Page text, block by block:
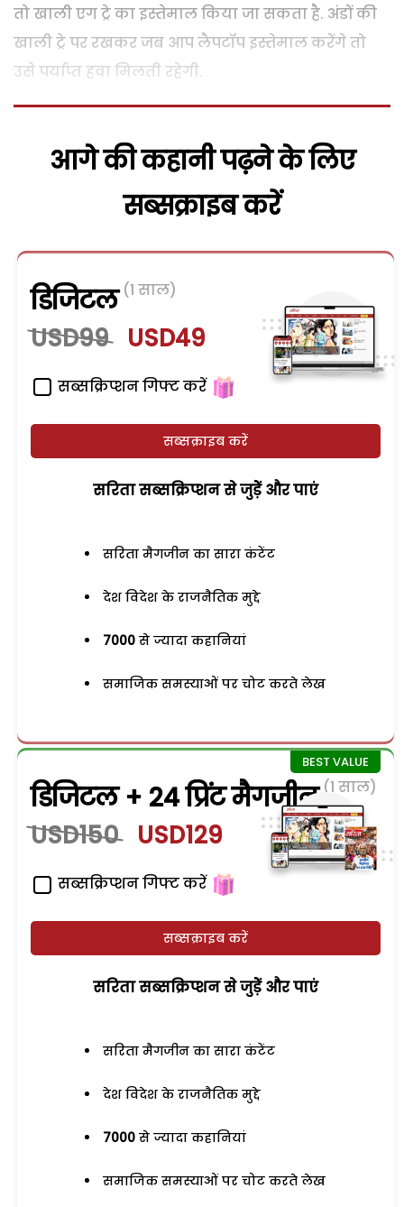
तो खाली एग ट्रे का इस्तेमाल किया जा सकता है. अंडों की
खाली ट्रे पर रखकर जब आप लैपटॉप इस्तेमाल करेंगे तो
उसे पर्याप्त हवा मिलती रहेगी.
आगे की कहानी पढ़ने के लिए
सब्सक्राइब करें
डिजिटल (1 साल)
USD99 USD49
सब्सक्रिप्शन गिफ्ट करें
सब्सक्राइब करें
सरिता सब्सक्रिप्शन से जुड़ेें और पाएं
सरिता मैगजीन का सारा कंटेंट
देश विदेश के राजनैतिक मुद्दे
7000 से ज्यादा कहानियां
समाजिक समस्याओं पर चोट करते लेख
डिजिटल + 24 प्रिंट मैगजीन (1 साल)
USD150 USD129
सब्सक्रिप्शन गिफ्ट करें
सब्सक्राइब करें
सरिता सब्सक्रिप्शन से जुड़ेें और पाएं
सरिता मैगजीन का सारा कंटेंट
देश विदेश के राजनैतिक मुद्दे
7000 से ज्यादा कहानियां
समाजिक समस्याओं पर चोट करते लेख